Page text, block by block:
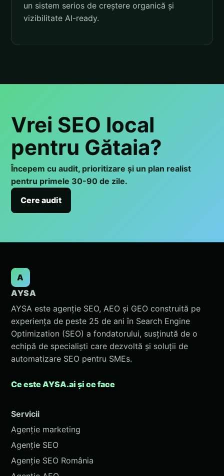
un sistem serios de creștere organică și
vizibilitate AI-ready.
Vrei SEO local
pentru Gătaia?
Începem cu audit, prioritizare și un plan realist
pentru primele 30-90 de zile.
Cere audit
A
AYSA
AYSA este agenție SEO, AEO și GEO construită pe
experiența de peste 25 de ani în Search Engine
Optimization (SEO) a fondatorului, susținută de o
echipă de specialiști care dezvoltă și soluții de
automatizare SEO pentru SMEs.
Ce este AYSA.ai și ce face
Servicii
Agenție marketing
Agenție SEO
Agenție SEO România